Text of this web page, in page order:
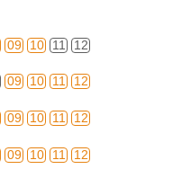
09 10 11 12
09 10 11 12
09 10 11 12
09 10 11 12